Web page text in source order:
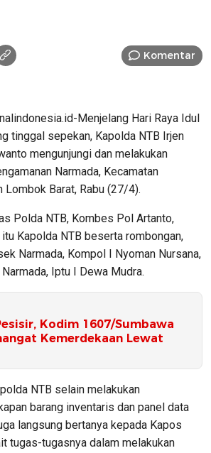
Komentar
Menjelang Hari Raya Idul
tinggal sepekan, Kapolda NTB Irjen
mengunjungi dan melakukan
Narmada, Kecamatan
Lombok Barat, Rabu (27/4).
Polda NTB, Kombes Pol Artanto,
Kapolda NTB beserta rombongan,
Narmada, Kompol I Nyoman Nursana,
Iptu I Dewa Mudra.
Kodim 1607/Sumbawa
Kemerdekaan Lewat
NTB selain melakukan
barang inventaris dan panel data
langsung bertanya kepada Kapos
tugas-tugasnya dalam melakukan